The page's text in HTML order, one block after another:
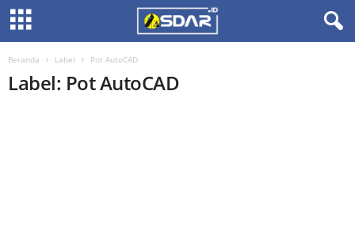
Beranda Label Pot AutoCAD
Label: Pot AutoCAD